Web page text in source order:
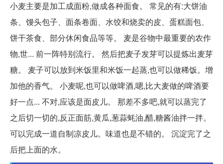
小麦主要是加工成面粉,做成各种面食。 常见的有:大饼油
条、馒头包子、面条卷面、水饺和烧卖的皮、蛋糕面包、
饼干茶食、部分休闲食品等等。 麦是谷物中最重要的农作
物,世... 前一阵特别流行。 然后把麦子发芽可以提炼出麦芽
糖。 麦子可以放到米饭里和米饭一起蒸,也可以做稀饭。增
加他的香气。 小麦呢,也可以做啤酒,嗯,比大麦做的啤酒要
好一点... 不对,应该是面皮儿。 那差不多吧,就可以蒸完了
之后切一切的,反正面筋,黄瓜,葱蒜蚝油,醋,糖酱油拌一拌。
可以完成一道自制凉皮儿。味道也是不错的。 沉淀完了之
后把上面的水。